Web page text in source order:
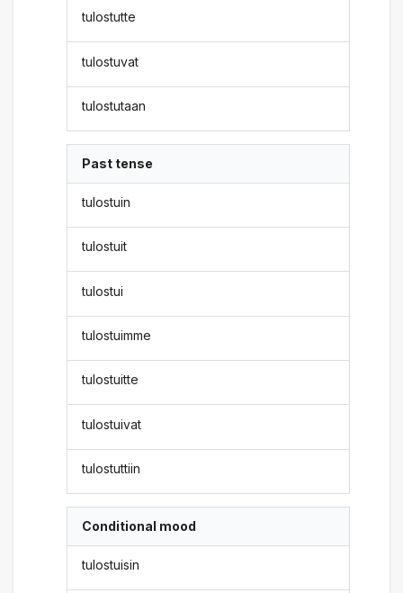
tulostutte
tulostuvat
tulostutaan
Past tense
tulostuin
tulostuit
tulostui
tulostuimme
tulostuitte
tulostuivat
tulostuttiin
Conditional mood
tulostuisin